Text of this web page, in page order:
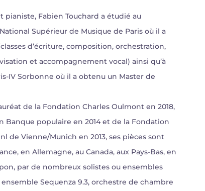
pianiste, Fabien Touchard a étudié au
Supérieur de Musique de Paris où il a
d’écriture, composition, orchestration,
et accompagnement vocal) ainsi qu’à
IV Sorbonne où il a obtenu un Master de
de la Fondation Charles Oulmont en 2018,
Banque populaire en 2014 et de la Fondation
de Vienne/Munich en 2013, ses pièces sont
en Allemagne, au Canada, aux Pays-Bas, en
par de nombreux solistes ou ensembles
Sequenza 9.3, orchestre de chambre